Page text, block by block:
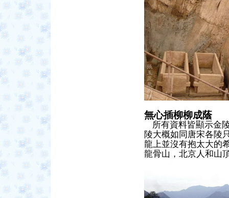
無心插柳柳成蔭
所有資料皆顯示金
陵大概如同唐宋各陵
龍上並沒有抱太大的
龍骨山， 北京人和山